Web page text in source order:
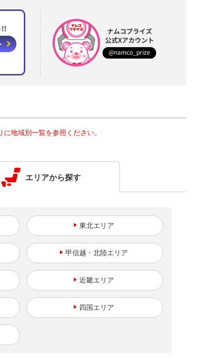
!!
ナムコプライズ
公式Xアカウント
@namco_prize
地域別一覧を参照ください。
エリアから探す
東北
甲信越・北陸
近畿
四国